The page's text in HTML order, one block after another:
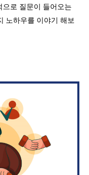
로 질문이 들어오는
노하우를 이야기 해보